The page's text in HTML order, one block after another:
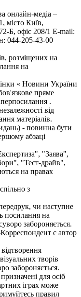
онлайн-медіа –
місто Київ,
офіс 208/1 E-mail:
044-205-43-00
розміщених на
на
« Новини України
пряме
.
від
матеріалів.
- повинна бути
абзаці
"Заява",
"Тест-драйв",
на правах
з
чи наступне
посилання на
забороняється.
є автор
творів
забороняється.
для осіб
іграх може
правил